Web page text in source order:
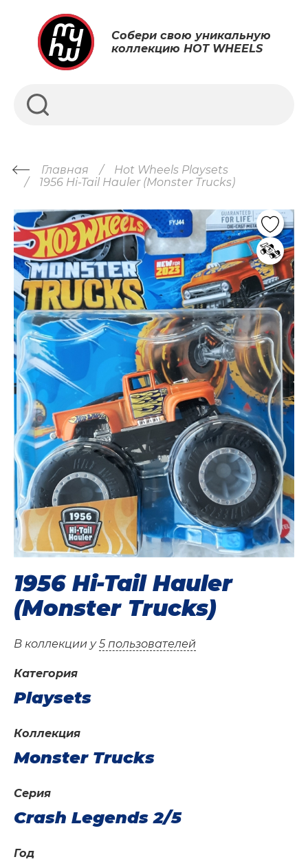
Собери свою уникальную
коллекцию HOT WHEELS
Главная
Hot Wheels Playsets
1956 Hi-Tail Hauler (Monster Trucks)
1956 Hi-Tail Hauler
(Monster Trucks)
В коллекции у5 пользователей
Категория
Playsets
Год
Коллекция
Monster Trucks
Серия
Crash Legends 2/5